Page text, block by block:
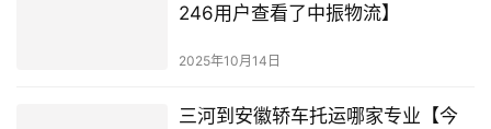
246用户查看了中振物流】
2025年10月14日
三河到安徽轿车托运哪家专业【今